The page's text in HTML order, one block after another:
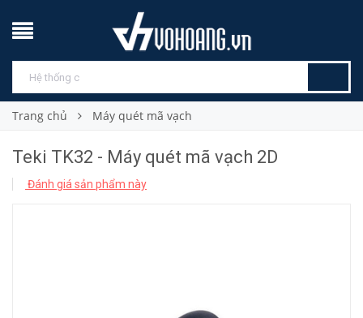
Trang chủ Máy quét mã vạch
Teki TK32 - Máy quét mã vạch 2D
Đánh giá sản phẩm này